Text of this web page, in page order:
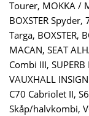
Tourer, MOKKA /
BOXSTER
Targa, BOXSTER,
MACAN, SEAT
Combi III, SUPERB
VAUXHALL
C70 Cabriolet II,
Skåp/halvkombi,